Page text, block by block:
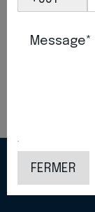
Partager
Message*
FERMER